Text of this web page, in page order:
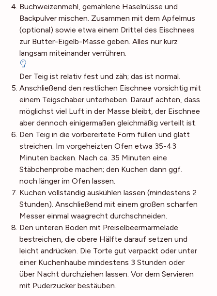
Buchweizenmehl, gemahlene Haselnüsse und
Backpulver mischen. Zusammen mit dem Apfelmus
(optional) sowie etwa einem Drittel des Eischnees
zur Butter-Eigelb-Masse geben. Alles nur kurz
langsam miteinander verrühren.
Der Teig ist relativ fest und zäh; das ist normal.
Anschließend den restlichen Eischnee vorsichtig mit
einem Teigschaber unterheben. Darauf achten, dass
möglichst viel Luft in der Masse bleibt, der Eischnee
aber dennoch einigermaßen gleichmäßig verteilt ist.
Den Teig in die vorbereitete Form füllen und glatt
streichen. Im vorgeheizten Ofen etwa 35-43
Minuten backen. Nach ca. 35 Minuten eine
Stäbchenprobe machen; den Kuchen dann ggf.
noch länger im Ofen lassen.
Kuchen vollständig auskühlen lassen (mindestens 2
Stunden). Anschließend mit einem großen scharfen
Messer einmal waagrecht durchschneiden.
Den unteren Boden mit Preiselbeermarmelade
bestreichen, die obere Hälfte darauf setzen und
leicht andrücken. Die Torte gut verpackt oder unter
einer Kuchenhaube mindestens 3 Stunden oder
über Nacht durchziehen lassen. Vor dem Servieren
mit Puderzucker bestäuben.